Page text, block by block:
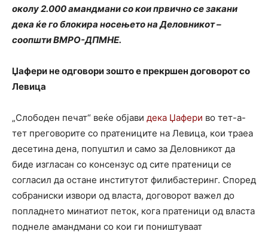
околу 2.000 амандмани со кои првично се закани
дека ќе го блокира носењето на Деловникот –
соопшти ВМРО-ДПМНЕ.
Џафери не одговори зошто е прекршен договорот со
Левица
„Слободен печат“ веќе објави дека Џафери во тет-а-
тет преговорите со пратениците на Левица, кои траеа
десетина дена, попуштил и само за Деловникот да
биде изгласан со консензус од сите пратеници се
согласил да остане институтот филибастеринг. Според
собраниски извори од власта, договорот важел до
попладнето минатиот петок, кога пратеници од власта
поднеле амандмани со кои ги поништуваат